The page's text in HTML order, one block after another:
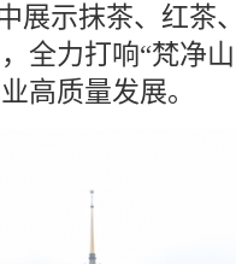
展示抹茶、红茶
全力打响“梵净
高质量发展。